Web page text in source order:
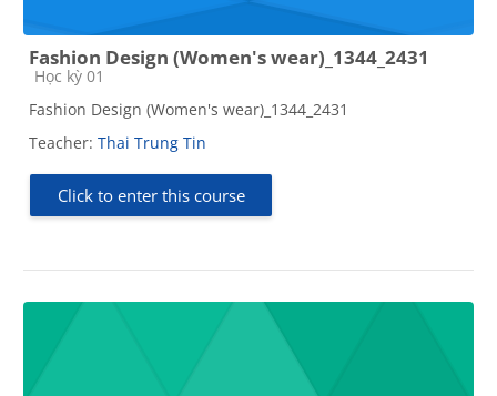
Fashion Design (Women's wear)_1344_2431
Course category
Học kỳ 01
Fashion Design (Women's wear)_1344_2431
Teacher: Thai Trung Tin
Click to enter this course